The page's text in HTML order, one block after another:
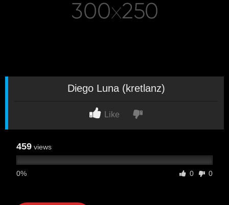
Diego Luna (kretlanz)
Like
459 views
0% 0 0